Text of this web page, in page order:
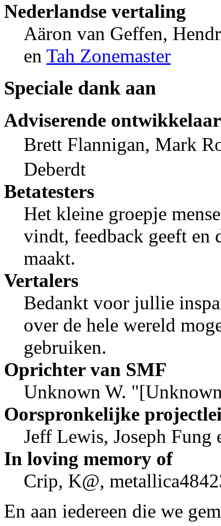
Nederlandse vertaling
Aäron van Geffen,
en Tah Zonemaster
Speciale dank aan
Adviserende
Brett Flannigan, Mark
Deberdt
Betatesters
Het kleine groepje
vindt, feedback geeft en
maakt.
Vertalers
Bedankt voor jullie
over de hele wereld
gebruiken.
Oprichter van SMF
Unknown W.
Oorspronkelijke
Jeff Lewis, Joseph Fung
In loving memory of
Crip, K@,
En aan iedereen die we